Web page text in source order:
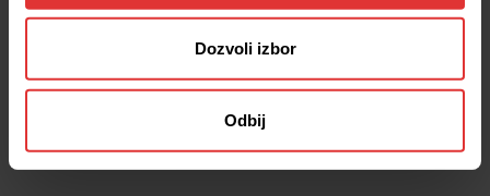
Dozvoli izbor
Odbij